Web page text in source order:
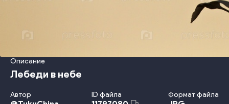
Описание
Лебеди в небе
Автор ID файла Формат файла